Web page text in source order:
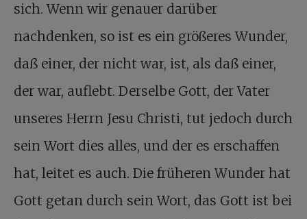
sich. Wenn wir genauer darüber
nachdenken, so ist es ein größeres Wunder,
daß einer, der nicht war, ist, als daß einer,
der war, auflebt. Derselbe Gott, der Vater
unseres Herrn Jesu Christi, tut jedoch durch
sein Wort dies alles, und der es erschaffen
hat, leitet es auch. Die früheren Wunder hat
Gott getan durch sein Wort, das Gott ist bei